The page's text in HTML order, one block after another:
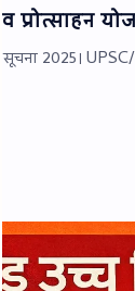
व
2025।